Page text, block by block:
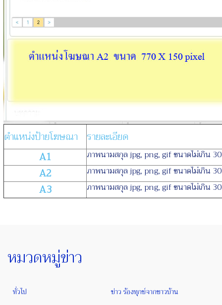
ตำแหน่งป้ายโฆษณา รายละเอียด
A1
ภาพนามสกุล jpg, png, gif ขนาดไม่เกิน
A2 ภาพนามสกุล jpg, png, gif ขนาดไม่เกิน
A3 ภาพนามสกุล jpg, png, gif ขนาดไม่เกิน
หมวดหมู่ข่าว
ทั่วไป ข่าว ร้องทุกข์จากชาวบ้าน